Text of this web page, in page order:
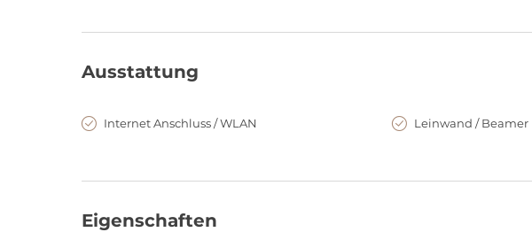
Ausstattung
Internet Anschluss / WLAN Leinwand / Beamer
Eigenschaften